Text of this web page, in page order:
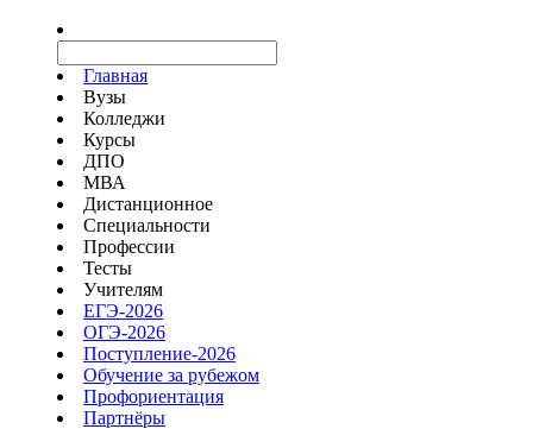
Главная
Вузы
Колледжи
Курсы
ДПО
МВА
Дистанционное
Специальности
Профессии
Тесты
Учителям
ЕГЭ-2026
ОГЭ-2026
Поступление-2026
Обучение за рубежом
Профориентация
Партнёры